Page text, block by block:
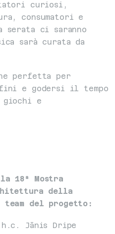
curiosi,
consumatori e
serata ci saranno
sarà curata da
perfetta per
e godersi il tempo
giochi e
18ª Mostra
della
team del progetto:
Jānis Dripe